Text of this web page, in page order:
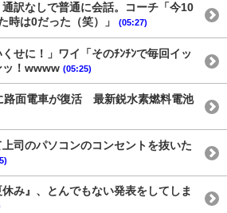
訳なしで普通に会話。コーチ「今10
時は0だった（笑）」
(05:27)
せに！」ワイ「そのﾁﾝﾁﾝで毎回イッ
ッ！wwww (05:25)
路面電車が復活 最新鋭水素燃料電池
司のパソコンのコンセントを抜いた
休み』、とんでもない発表をしてしま